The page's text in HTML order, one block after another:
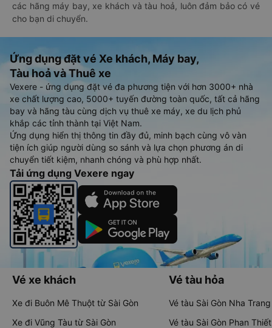
các hãng máy bay, xe khách và tàu hoả, luôn đảm bảo có vé
cho bạn di chuyển.
Ứng dụng đặt vé Xe khách, Máy bay,
Tàu hoả và Thuê xe
Vexere - ứng dụng đặt vé đa phương tiện với hơn 3000+ nhà
xe chất lượng cao, 5000+ tuyến đường toàn quốc, tất cả hãng
bay và hãng tàu cùng dịch vụ thuê xe máy, xe du lịch phủ
khắp các tỉnh thành tại Việt Nam.
Ứng dụng hiển thị thông tin đầy đủ, minh bạch cùng vô vàn
tiện ích giúp người dùng so sánh và lựa chọn phương án di
chuyển tiết kiệm, nhanh chóng và phù hợp nhất.
Tải ứng dụng Vexere ngay
Vé xe khách
Xe đi Buôn Mê Thuột từ Sài Gòn
Xe đi Vũng Tàu từ Sài Gòn
Vé tàu hỏa
Vé tàu Sài Gòn Nha Trang
Vé tàu Sài Gòn Phan Thiết